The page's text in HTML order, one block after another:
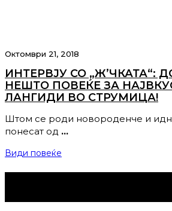
Октомври 21, 2018
ИНТЕРВЈУ СО „Ж’ЧКАТА“:
НЕШТО ПОВЕЌЕ ЗА
ЛАНГИДИ ВО СТРУМИЦА!
Штом се роди новороденче и
понесат од …
Види повеќе